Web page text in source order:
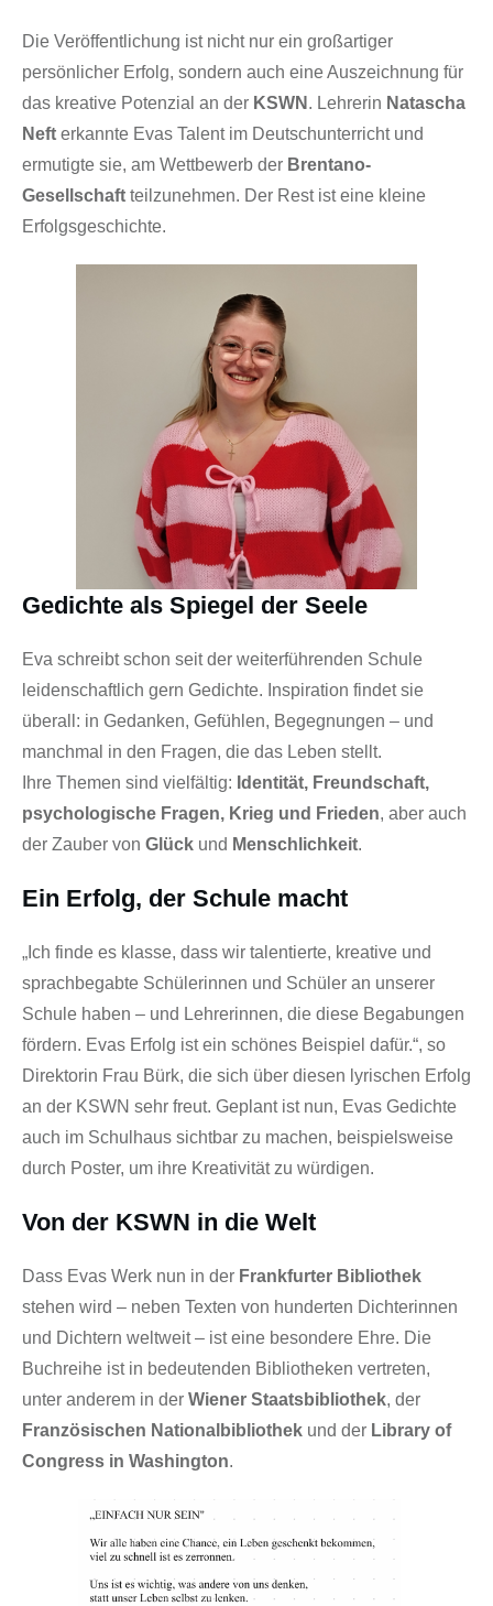
Die Veröffentlichung ist nicht nur ein großartiger
persönlicher Erfolg, sondern auch eine Auszeichnung für
das kreative Potenzial an der KSWN . Lehrerin Natascha
Neft erkannte Evas Talent im Deutschunterricht und
ermutigte sie, am Wettbewerb der Brentano-
Gesellschaft teilzunehmen. Der Rest ist eine kleine
Erfolgsgeschichte.
Gedichte als Spiegel der Seele
Eva schreibt schon seit der weiterführenden Schule
leidenschaftlich gern Gedichte. Inspiration findet sie
überall: in Gedanken, Gefühlen, Begegnungen – und
manchmal in den Fragen, die das Leben stellt.
Ihre Themen sind vielfältig: Identität, Freundschaft,
psychologische Fragen, Krieg und Frieden, aber auch
der Zauber von Glück und Menschlichkeit.
Ein Erfolg, der Schule macht
„Ich finde es klasse, dass wir talentierte, kreative und
sprachbegabte Schülerinnen und Schüler an unserer
Schule haben – und Lehrerinnen, die diese Begabungen
fördern. Evas Erfolg ist ein schönes Beispiel dafür.“, so
Direktorin Frau Bürk, die sich über diesen lyrischen Erfolg
an der KSWN sehr freut. Geplant ist nun, Evas Gedichte
auch im Schulhaus sichtbar zu machen, beispielsweise
durch Poster, um ihre Kreativität zu würdigen.
Von der KSWN in die Welt
Dass Evas Werk nun in der Frankfurter Bibliothek
stehen wird – neben Texten von hunderten Dichterinnen
und Dichtern weltweit – ist eine besondere Ehre. Die
Buchreihe ist in bedeutenden Bibliotheken vertreten,
unter anderem in der Wiener Staatsbibliothek, der
Französischen Nationalbibliothek und der Library of
Congress in Washington.